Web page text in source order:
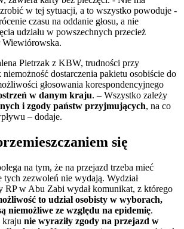
w tej sytuacji, a to wszystko powoduje -
czasu na oddanie głosu, a nie
udziału w powszechnych przecież
Pietrzak z KBW, trudności przy
niemożność dostarczenia pakietu osobiście do
głosowania korespondencyjnego
w danym kraju. – Wszystko zależy
i zgody państw przyjmujących, na co
– dodaje.
się
na tym, że na przejazd trzeba mieć
tych zezwoleń nie wydają. Wydział
RP w Abu Zabi wydał komunikat, z którego
to udział osobisty w wyborach,
niemożliwe ze względu na epidemię.
kraju nie wyraziły zgody na przejazd w